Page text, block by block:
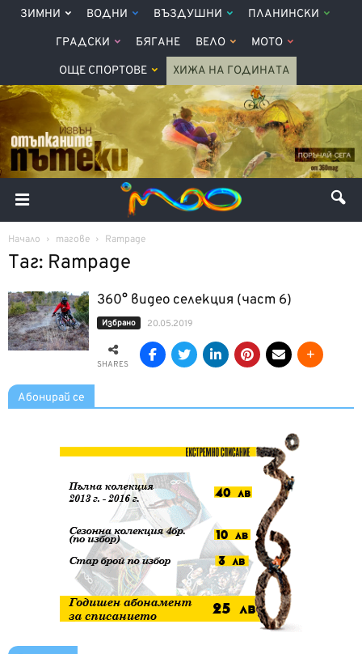
ЗИМНИ ВОДНИ ВЪЗДУШНИ ПЛАНИНСКИ
ГРАДСКИ БЯГАНЕ ВЕЛО МОТО
ОЩЕ СПОРТОВЕ ХИЖА НА ГОДИНАТА
Начало тагове Rampage
Таг: Rampage
360° видео селекция (част 6)
Избрано 20.05.2019
SHARES
Абонирай се